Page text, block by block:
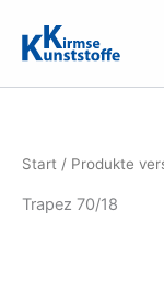
Inhalt
springen
Start / Produkte
Trapez 70/18